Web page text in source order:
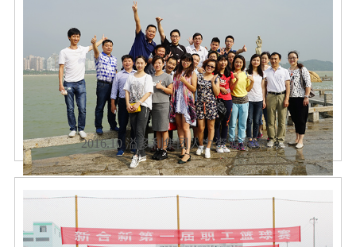
2016.10 溢多利集团人力资源系统...